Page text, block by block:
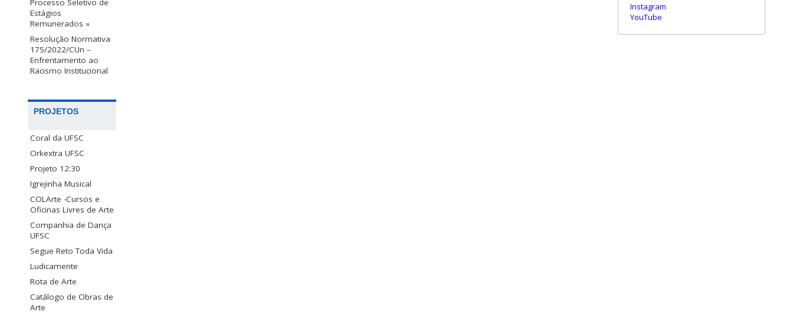
Processo Seletivo de
Estágios
Remunerados »
Resolução Normativa
175/2022/CUn –
Enfrentamento ao
Racismo Institucional
PROJETOS
Coral da UFSC
Orkextra UFSC
Projeto 12:30
Igrejinha Musical
COLArte -Cursos e
Oficinas Livres de Arte
Companhia de Dança
UFSC
Segue Reto Toda Vida
Ludicamente
Rota de Arte
Catálogo de Obras de
Arte
Instagram
YouTube